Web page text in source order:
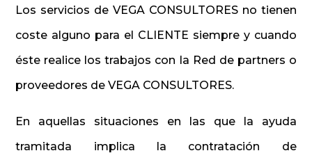
Los servicios de VEGA CONSULTORES no tienen
coste alguno para el CLIENTE siempre y cuando
éste realice los trabajos con la Red de partners o
proveedores de VEGA CONSULTORES.
En aquellas situaciones en las que la ayuda
tramitada implica la contratación de